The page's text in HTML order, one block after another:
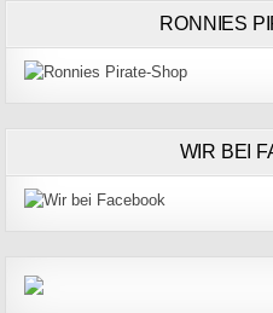
RONNIES
WIR BEI